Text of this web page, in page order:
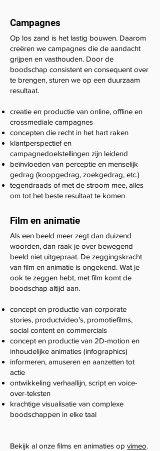
Campagnes
Op los zand is het lastig bouwen. Daarom
creëren we campagnes die de aandacht
grijpen en vasthouden. Door de
boodschap consistent en consequent over
te brengen, sturen we op een duurzaam
resultaat.
creatie en productie van online, offline en
crossmediale campagnes
concepten die recht in het hart raken
klantperspectief en
campagnedoelstellingen zijn leidend
beïnvloeden van perceptie en menselijk
gedrag (koopgedrag, zoekgedrag, etc.)
tegendraads of met de stroom mee, alles
om tot het beste resultaat te komen
Film en animatie
Als een beeld meer zegt dan duizend
woorden, dan raak je over bewegend
beeld niet uitgepraat. De zeggingskracht
van film en animatie is ongekend. Wat je
ook te zeggen hebt, met film komt de
boodschap altijd aan.
concept en productie van corporate
stories, productvideo’s, promotiefilms,
social content en commercials
concept en productie van 2D-motion en
inhoudelijke animaties (infographics)
informeren, amuseren en aanzetten tot
actie
ontwikkeling verhaallijn, script en voice-
over-teksten
krachtige visualisatie van complexe
boodschappen in elke taal
Bekijk al onze films en animaties op vimeo.